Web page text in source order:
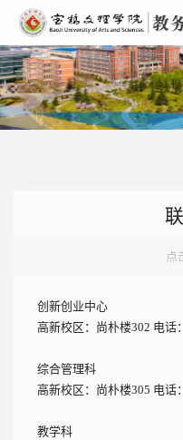
点
创新创业中心
高新校区：尚朴楼302 电话
综合管理科
高新校区：尚朴楼305 电话
教学科